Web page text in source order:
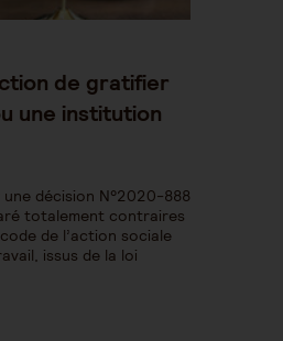
de gratifier
une institution
décision N°2020-888
totalement contraires
de l’action sociale
issus de la loi